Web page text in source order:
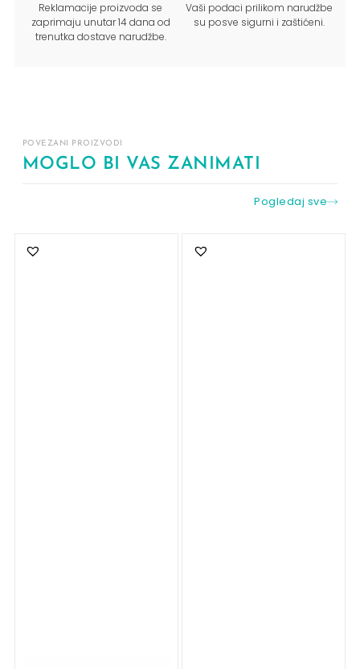
Reklamacije proizvoda se
zaprimaju unutar 14 dana od
trenutka dostave narudžbe.
Vaši podaci prilikom narudžbe
su posve sigurni i zaštićeni.
POVEZANI PROIZVODI
MOGLO BI VAS ZANIMATI
Pogledaj sve